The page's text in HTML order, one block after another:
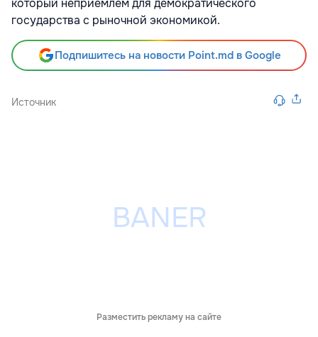
государства с рыночной экономикой.
Подпишитесь на новости Point.md в Google
Источник
Разместить рекламу на сайте